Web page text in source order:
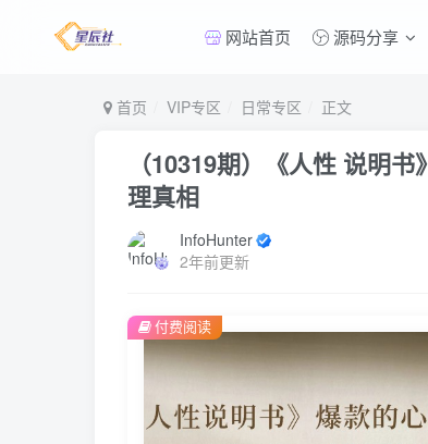
网站首页 源码分享
首页 VIP专区 日常专区 正文
（10319期）《人性 说明
理真相
InfoHunter
2年前更新
付费阅读